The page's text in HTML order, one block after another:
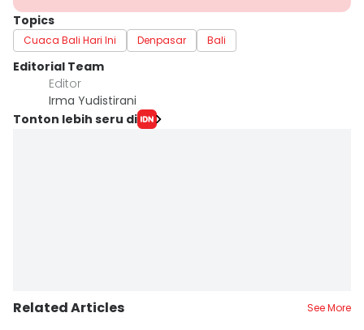
Topics
Cuaca Bali Hari Ini Denpasar Bali
Editorial Team
Editor
Irma Yudistirani
Tonton lebih seru di
Related Articles See More